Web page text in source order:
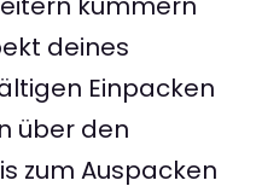
deines
Einpacken
über den
zum Auspacken